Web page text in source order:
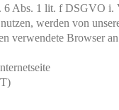
6 Abs. 1 lit. f DSGVO
werden von
verwendete Browser